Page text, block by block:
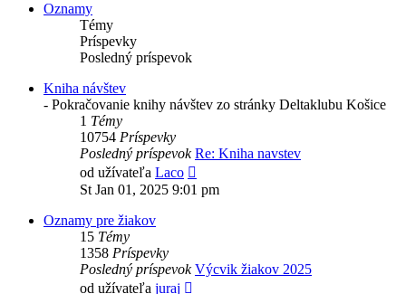
Oznamy
Témy
Príspevky
Posledný príspevok
Kniha návštev
- Pokračovanie knihy návštev zo stránky Deltaklubu Košice
1 Témy
10754 Príspevky
Posledný príspevok Re: Kniha navstev
od užívateľa Laco
posledný
príspevok
St Jan 01, 2025 9:01 pm
Oznamy pre žiakov
15 Témy
1358 Príspevky
Posledný príspevok Výcvik žiakov 2025
od užívateľa juraj